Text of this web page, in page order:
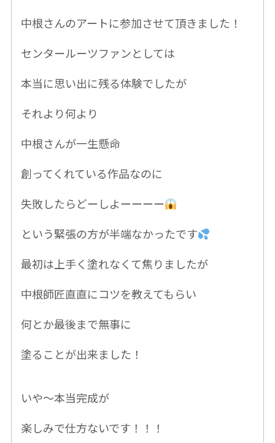
中根さんのアートに参加させて頂きました！
センタールーツファンとしては
本当に思い出に残る体験でしたが
それより何より
中根さんが一生懸命
創ってくれている作品なのに
失敗したらどーしよーーーー
という緊張の方が半端なかったです
最初は上手く塗れなくて焦りましたが
中根師匠直直にコツを教えてもらい
何とか最後まで無事に
塗ることが出来ました！
いや〜本当完成が
楽しみで仕方ないです！！！